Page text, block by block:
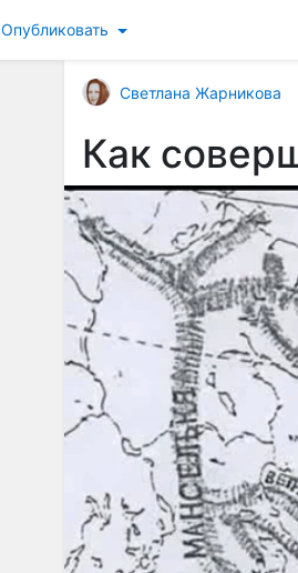
Опубликовать
Светлана Жарникова
Как